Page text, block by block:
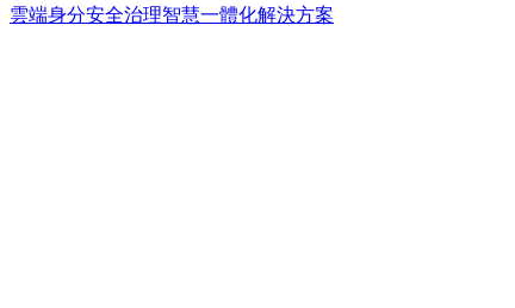
雲端身分安全治理智慧一體化解決方案